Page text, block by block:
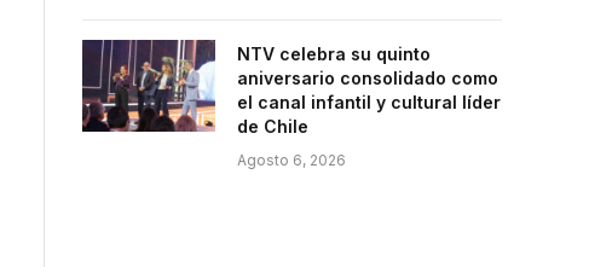
NTV celebra su quinto
aniversario consolidado como
el canal infantil y cultural líder
de Chile
Agosto 6, 2026